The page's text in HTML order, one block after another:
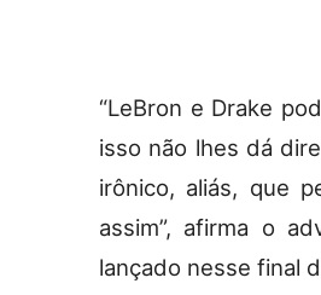
“LeBron e Drake
isso não lhes dá
irônico, aliás, que
assim”, afirma o
lançado nesse final